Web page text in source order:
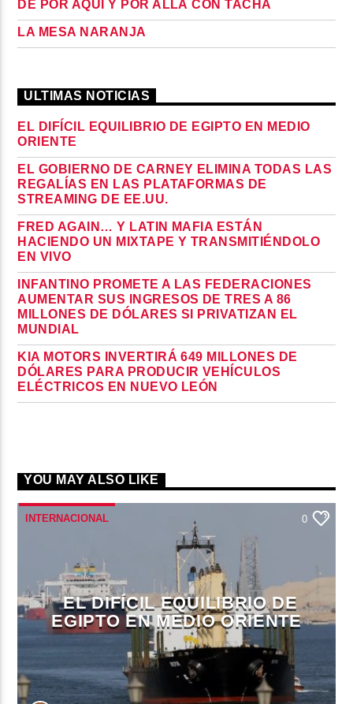
DE POR AQUÍ Y POR ALLÁ CON TACHA
LA MESA NARANJA
ULTIMAS NOTICIAS
EL DIFÍCIL EQUILIBRIO DE EGIPTO EN MEDIO
ORIENTE
EL GOBIERNO DE CARNEY ELIMINA TODAS LAS
REGALÍAS EN LAS PLATAFORMAS DE
STREAMING DE EE.UU.
FRED AGAIN… Y LATIN MAFIA ESTÁN
HACIENDO UN MIXTAPE Y TRANSMITIÉNDOLO
EN VIVO
INFANTINO PROMETE A LAS FEDERACIONES
AUMENTAR SUS INGRESOS DE TRES A 86
MILLONES DE DÓLARES SI PRIVATIZAN EL
MUNDIAL
KIA MOTORS INVERTIRÁ 649 MILLONES DE
DÓLARES PARA PRODUCIR VEHÍCULOS
ELÉCTRICOS EN NUEVO LEÓN
YOU MAY ALSO LIKE
INTERNACIONAL 0
EL DIFÍCIL EQUILIBRIO DE
EGIPTO EN MEDIO ORIENTE